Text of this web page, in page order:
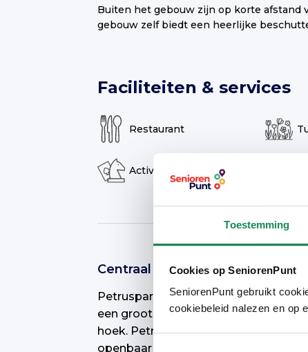
Toestemming
Cookies op SeniorenPunt
SeniorenPunt gebruikt
cookiebeleid nalezen en op
Buiten het gebouw zijn op korte afstand
gebouw zelf biedt een heerlijke
Faciliteiten & services
Restaurant
Activiteiten
Centraal gelegen
Petruspark ligt op loopafstand van
een groot aantal verschillende
hoek. Petruspark is ook perfect
openbaar vervoer.